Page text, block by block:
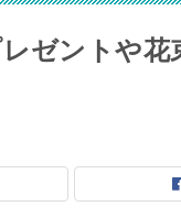
ゼントや